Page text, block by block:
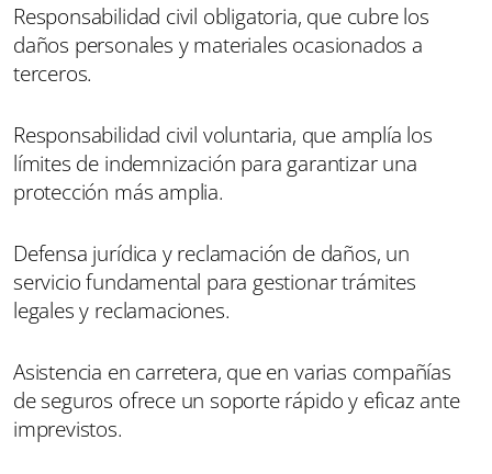
Responsabilidad civil obligatoria, que cubre los
daños personales y materiales ocasionados a
terceros.
Responsabilidad civil voluntaria, que amplía los
límites de indemnización para garantizar una
protección más amplia.
Defensa jurídica y reclamación de daños, un
servicio fundamental para gestionar trámites
legales y reclamaciones.
Asistencia en carretera, que en varias compañías
de seguros ofrece un soporte rápido y eficaz ante
imprevistos.